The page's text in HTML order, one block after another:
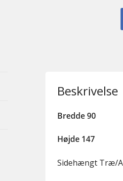
Beskrivelse
Bredde 90
Højde 147
Sidehængt Træ/